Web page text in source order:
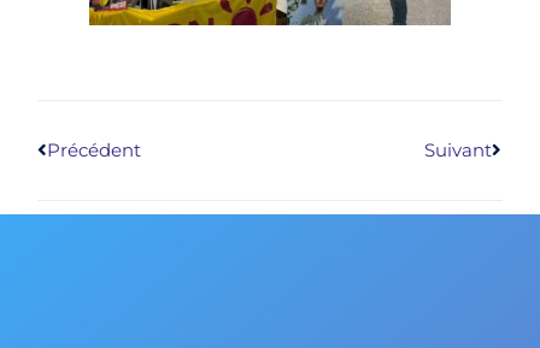
Précédent Suivant